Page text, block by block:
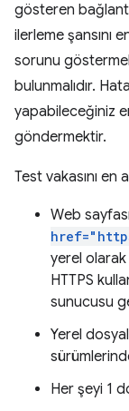
gösteren
ilerleme şansını
sorunu
bulunmalıdır.
yapabileceğiniz
göndermektir.
Test vakasını
Web
yerel
HTTPS
sunucusu
Yerel
Her şeyi 1